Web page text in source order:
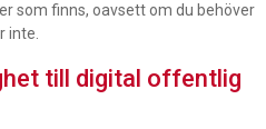
som finns, oavsett om du behöver
inte.
till digital offentlig